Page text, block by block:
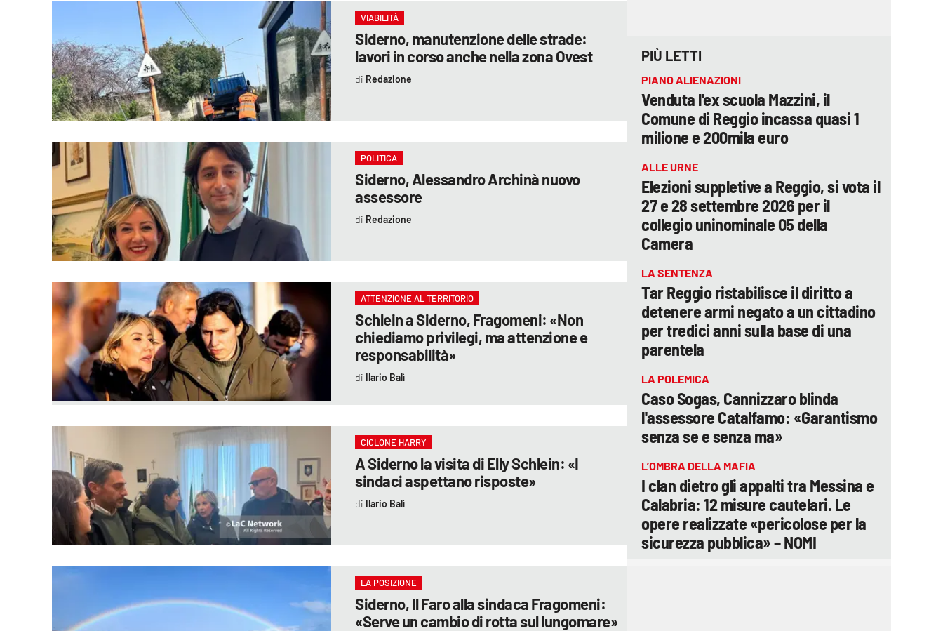
Vai
VIABILITÀ
Siderno, manutenzione delle strade:
lavori in corso anche nella zona Ovest
Redazione
POLITICA
Siderno, Alessandro Archinà nuovo
assessore
Redazione
ATTENZIONE AL TERRITORIO
Schlein a Siderno, Fragomeni: «Non
chiediamo privilegi, ma attenzione e
responsabilità»
Ilario Balì
CICLONE HARRY
A Siderno la visita di Elly Schlein: «I
sindaci aspettano risposte»
Ilario Balì
LA POSIZIONE
Siderno, Il Faro alla sindaca Fragomeni:
«Serve un cambio di rotta sul lungomare»
PIÙ LETTI
PIANO ALIENAZIONI
Venduta l'ex scuola Mazzini, il
Comune di Reggio incassa quasi 1
milione e 200mila euro
ALLE URNE
Elezioni suppletive a Reggio, si vota il
27 e 28 settembre 2026 per il
collegio uninominale 05 della
Camera
LA SENTENZA
Tar Reggio ristabilisce il diritto a
detenere armi negato a un cittadino
per tredici anni sulla base di una
parentela
LA POLEMICA
Caso Sogas, Cannizzaro blinda
l'assessore Catalfamo: «Garantismo
senza se e senza ma»
L’OMBRA DELLA MAFIA
I clan dietro gli appalti tra Messina e
Calabria: 12 misure cautelari. Le
opere realizzate «pericolose per la
sicurezza pubblica» – NOMI